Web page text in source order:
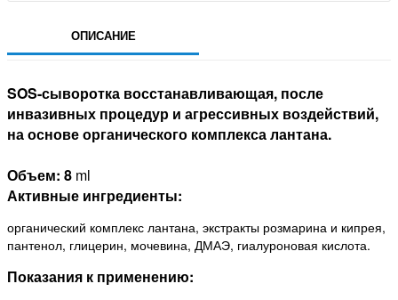
ОПИСАНИЕ
SOS-сыворотка восстанавливающая, после
инвазивных процедур и агрессивных воздействий,
на основе органического комплекса лантана.
Объем: 8 ml
Активные ингредиенты:
органический комплекс лантана, экстракты розмарина и кипрея,
пантенол, глицерин, мочевина, ДМАЭ, гиалуроновая кислота.
Показания к применению: